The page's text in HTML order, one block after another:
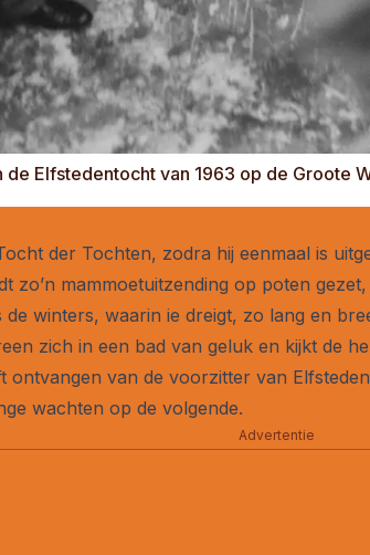
de Elfstedentocht van 1963 op de Groote
der Tochten, zodra hij eenmaal is
zo’n mammoetuitzending op poten
de winters, waarin ie dreigt, zo lang en
zich in een bad van geluk en kijkt de
ontvangen van de voorzitter van
wachten op de volgende.
Advertentie